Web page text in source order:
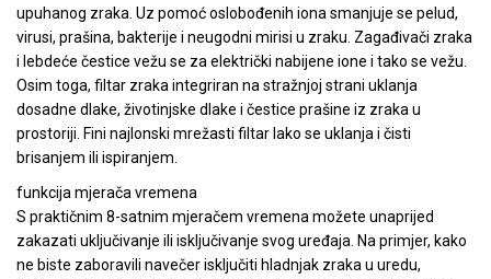
upuhanog zraka. Uz pomoć oslobođenih iona smanjuje se pelud,
virusi, prašina, bakterije i neugodni mirisi u zraku. Zagađivači zraka
i lebdeće čestice vežu se za električki nabijene ione i tako se vežu.
Osim toga, filtar zraka integriran na stražnjoj strani uklanja
dosadne dlake, životinjske dlake i čestice prašine iz zraka u
prostoriji. Fini najlonski mrežasti filtar lako se uklanja i čisti
brisanjem ili ispiranjem.
funkcija mjerača vremena
S praktičnim 8-satnim mjeračem vremena možete unaprijed
zakazati uključivanje ili isključivanje svog uređaja. Na primjer, kako
ne biste zaboravili navečer isključiti hladnjak zraka u uredu,